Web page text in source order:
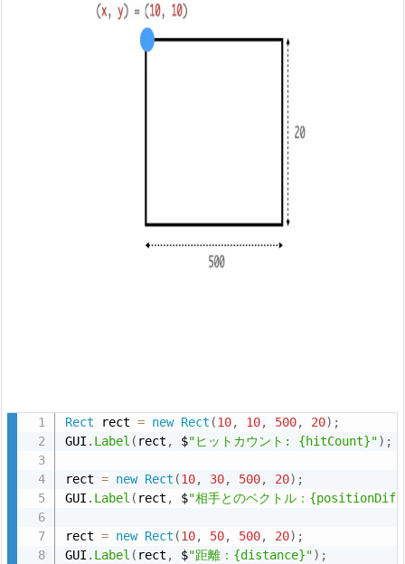
Rect rect = new Rect (10, 10, 500, 20) ;
GUI . Label ( rect , $"ヒットカウント: {hitCount}") ;
rect = new Rect (10, 30, 500, 20) ;
GUI . Label ( rect , $"相手とのベクトル：
rect = new Rect (10, 50, 500, 20) ;
GUI . Label ( rect , $"距離：{distance}") ;